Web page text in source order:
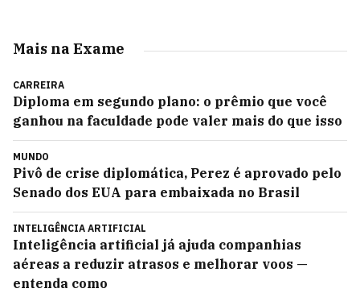
Mais na Exame
CARREIRA
Diploma em segundo plano: o prêmio que você
ganhou na faculdade pode valer mais do que isso
MUNDO
Pivô de crise diplomática, Perez é aprovado pelo
Senado dos EUA para embaixada no Brasil
INTELIGÊNCIA ARTIFICIAL
Inteligência artificial já ajuda companhias
aéreas a reduzir atrasos e melhorar voos —
entenda como